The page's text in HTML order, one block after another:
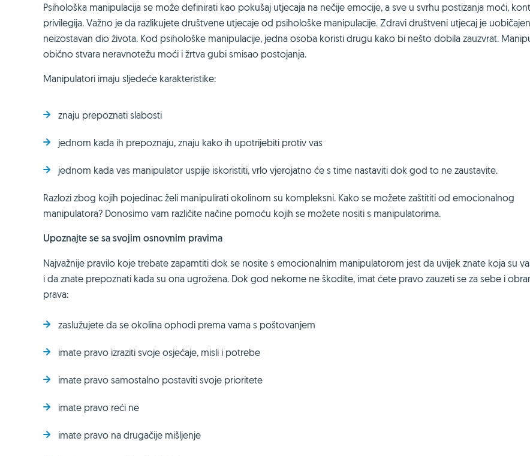
Psihološka manipulacija se može definirati kao pokušaj utjecaja na nečije emocije, a sve u svrhu postizanja moći,
privilegija. Važno je da razlikujete društvene utjecaje od psihološke manipulacije. Zdravi društveni utjecaj je
neizostavan dio života. Kod psihološke manipulacije, jedna osoba koristi drugu kako bi nešto dobila zauzvrat.
obično stvara neravnotežu moći i žrtva gubi smisao postojanja.
Manipulatori imaju sljedeće karakteristike:
znaju prepoznati slabosti
jednom kada ih prepoznaju, znaju kako ih upotrijebiti protiv vas
jednom kada vas manipulator uspije iskoristiti, vrlo vjerojatno će s time nastaviti dok god to ne zaustavite.
Razlozi zbog kojih pojedinac želi manipulirati okolinom su kompleksni. Kako se možete zaštititi od emocionalnog
manipulatora? Donosimo vam različite načine pomoću kojih se možete nositi s manipulatorima.
Upoznajte se sa svojim osnovnim pravima
Najvažnije pravilo koje trebate zapamtiti dok se nosite s emocionalnim manipulatorom jest da uvijek znate koja su
i da znate prepoznati kada su ona ugrožena. Dok god nekome ne škodite, imat ćete pravo zauzeti se za sebe i
prava:
zaslužujete da se okolina ophodi prema vama s poštovanjem
imate pravo izraziti svoje osjećaje, misli i potrebe
imate pravo samostalno postaviti svoje prioritete
imate pravo reći ne
imate pravo na drugačije mišljenje